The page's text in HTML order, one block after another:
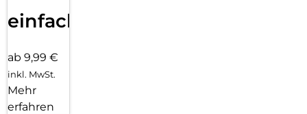
einfach
ab 9,99 €
inkl. MwSt.
Mehr
erfahren